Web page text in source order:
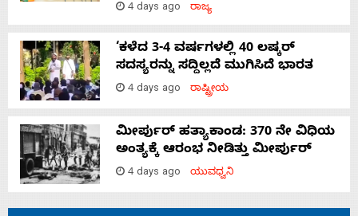
4 days ago ರಾಜ್ಯ
‘ಕಳೆದ 3-4 ವರ್ಷಗಳಲ್ಲಿ 40 ಲಷ್ಕರ್
ಸದಸ್ಯರನ್ನು ಸದ್ದಿಲ್ಲದೆ ಮುಗಿಸಿದೆ ಭಾರತ
4 days ago ರಾಷ್ಟ್ರೀಯ
ಮೀರ್ಪುರ್ ಹತ್ಯಾಕಾಂಡ: 370 ನೇ ವಿಧಿಯ
ಅಂತ್ಯಕ್ಕೆ ಆರಂಭ ನೀಡಿತ್ತು ಮೀರ್ಪುರ್
4 days ago ಯುವಧ್ವನಿ